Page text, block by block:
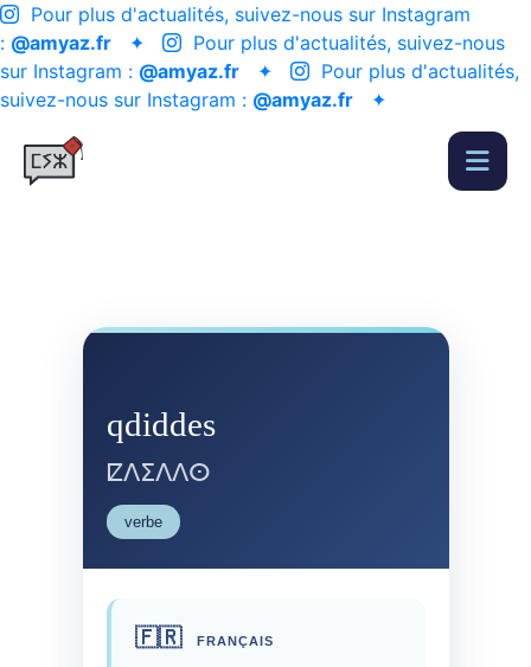
Pour plus d'actualités, suivez-nous sur Instagram
: @amyaz.fr ✦
Pour plus d'actualités, suivez-nous
sur Instagram : @amyaz.fr ✦
Pour plus d'actualités,
suivez-nous sur Instagram : @amyaz.fr ✦
qdiddes
ⵇⴷⵉⴷⴷⵙ
verbe
🇫🇷 FRANÇAIS